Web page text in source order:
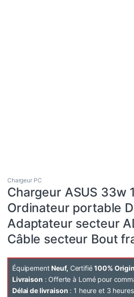
Chargeur PC
Chargeur ASUS 33w
Ordinateur portable
Adaptateur secteur
Câble secteur Bout
Équipement Neuf, Certifié100%
Livraison : Offerte à Lomé pour
Délai de livraison : 1 heure et 3